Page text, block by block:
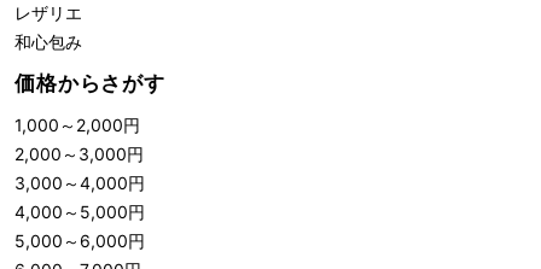
レザリエ
和心包み
価格からさがす
1,000 ～ 2,000円
2,000 ～ 3,000円
3,000 ～4,000円
4,000 ～ 5,000円
5,000 ～ 6,000円